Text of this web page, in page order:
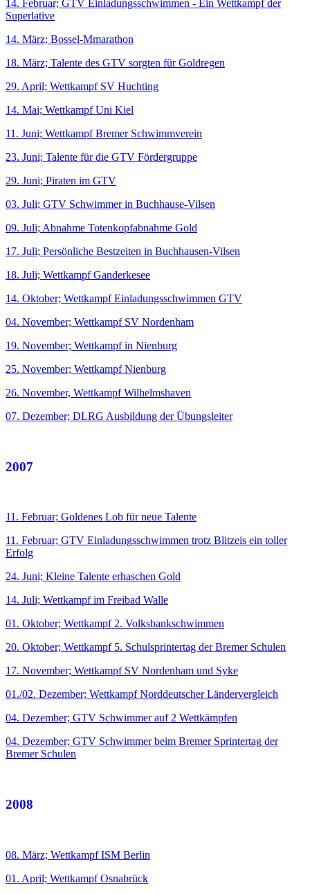
14. Februar; GTV Einladungsschwimmen - Ein Wettkampf der
Superlative
14. März; Bossel-Mmarathon
18. März; Talente des GTV sorgten für Goldregen
29. April; Wettkampf SV Huchting
14. Mai; Wettkampf Uni Kiel
11. Juni; Wettkampf Bremer Schwimmverein
23. Juni; Talente für die GTV Fördergruppe
29. Juni; Piraten im GTV
03. Juli; GTV Schwimmer in Buchhause-Vilsen
09. Juli; Abnahme Totenkopfabnahme Gold
17. Juli; Persönliche Bestzeiten in Buchhausen-Vilsen
18. Juli; Wettkampf Ganderkesee
14. Oktober; Wettkampf Einladungsschwimmen GTV
04. November; Wettkampf SV Nordenham
19. November; Wettkampf in Nienburg
25. November; Wettkampf Nienburg
26. November, Wettkampf Wilhelmshaven
07. Dezember; DLRG Ausbildung der Übungsleiter
2007
11. Februar; Goldenes Lob für neue Talente
11. Februar; GTV Einladungsschwimmen trotz Blitzeis ein toller
Erfolg
24. Juni; Kleine Talente erhaschen Gold
14. Juli; Wettkampf im Freibad Walle
01. Oktober; Wettkampf 2. Volksbankschwimmen
20. Oktober; Wettkampf 5. Schulsprintertag der Bremer Schulen
17. November; Wettkampf SV Nordenham und Syke
01./02. Dezember; Wettkampf Norddeutscher Ländervergleich
04. Dezember; GTV Schwimmer auf 2 Wettkämpfen
04. Dezember; GTV Schwimmer beim Bremer Sprintertag der
Bremer Schulen
2008
08. März; Wettkampf ISM Berlin
01. April; Wettkampf Osnabrück